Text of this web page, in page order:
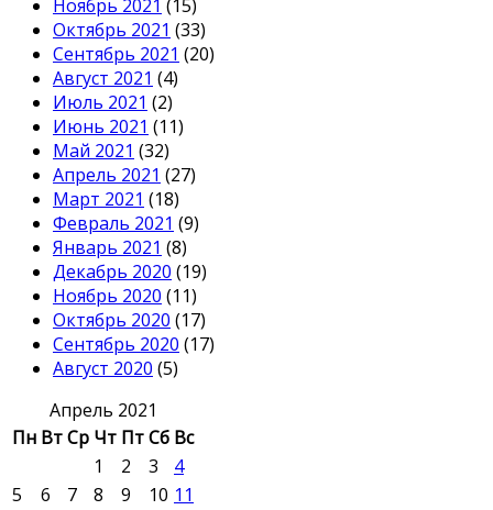
Ноябрь 2021 (15)
Октябрь 2021 (33)
Сентябрь 2021 (20)
Август 2021 (4)
Июль 2021 (2)
Июнь 2021 (11)
Май 2021 (32)
Апрель 2021 (27)
Март 2021 (18)
Февраль 2021 (9)
Январь 2021 (8)
Декабрь 2020 (19)
Ноябрь 2020 (11)
Октябрь 2020 (17)
Сентябрь 2020 (17)
Август 2020 (5)
Апрель 2021
Пн ВтСр Чт ПтСб Вс
1
2 3
4
5
6 7 8 9 10 11